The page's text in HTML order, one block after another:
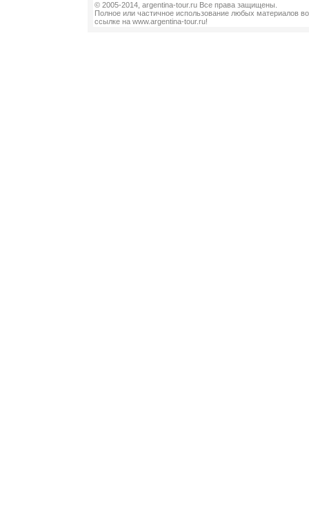
© 2005-2014, argentina-tour.ru Все права защищены.
Полное или частичное использование любых материалов
ссылке на www.argentina-tour.ru!